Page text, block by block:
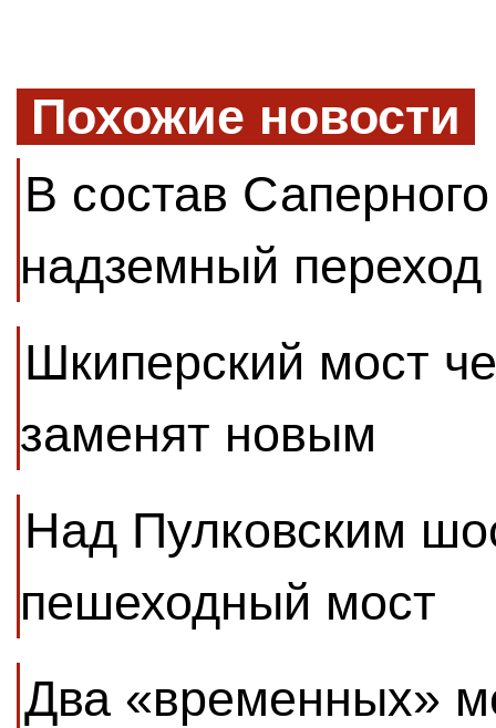
Похожие новости
В состав
надземный переход
Шкиперский мост
заменят новым
Над Пулковским
пешеходный мост
Два «временных»